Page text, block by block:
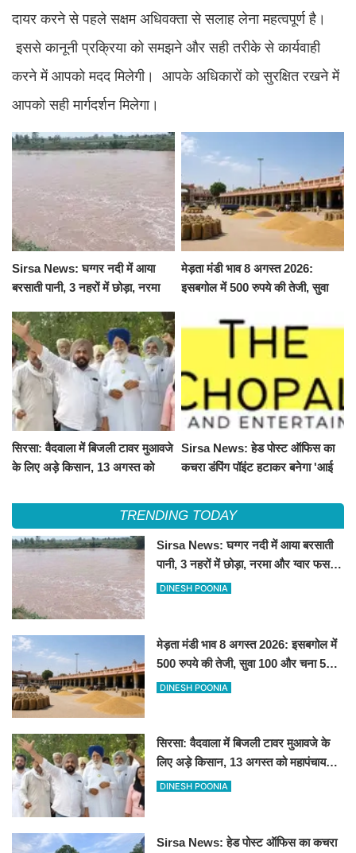
दायर करने से पहले सक्षम अधिवक्ता से सलाह लेना महत्वपूर्ण है।
इससे कानूनी प्रक्रिया को समझने और सही तरीके से कार्यवाही
करने में आपको मदद मिलेगी। आपके अधिकारों को सुरक्षित रखने में
आपको सही मार्गदर्शन मिलेगा।
Sirsa News: घग्गर नदी में आया
बरसाती पानी, 3 नहरों में छोड़ा, नरमा
मेड़ता मंडी भाव 8 अगस्त 2026:
इसबगोल में 500 रुपये की तेजी, सुवा
सिरसा: वैदवाला में बिजली टावर मुआवजे
के लिए अड़े किसान, 13 अगस्त को
Sirsa News: हेड पोस्ट ऑफिस का
कचरा डंपिंग पॉइंट हटाकर बनेगा 'आई
TRENDING TODAY
Sirsa News: घग्गर नदी में आया बरसाती
पानी, 3 नहरों में छोड़ा, नरमा और ग्वार फसल
को फायदा
DINESH POONIA
मेड़ता मंडी भाव 8 अगस्त 2026: इसबगोल में
500 रुपये की तेजी, सुवा 100 और चना 50
रूपए मंदे
DINESH POONIA
सिरसा: वैदवाला में बिजली टावर मुआवजे के
लिए अड़े किसान, 13 अगस्त को महापंचायत
का ऐलान
DINESH POONIA
Sirsa News: हेड पोस्ट ऑफिस का कचरा